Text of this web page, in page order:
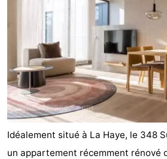
Idéalement situé à La Haye, le 348
un appartement récemment rénové